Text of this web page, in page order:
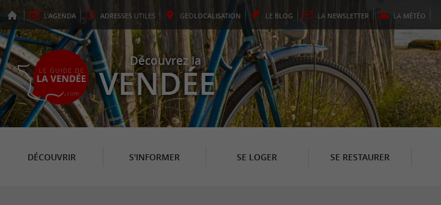
L'AGENDA ADRESSES UTILES GEOLOCALISATION LE BLOG LA NEWSLETTER LA MÉTÉO
Découvrez la
VENDÉE
DÉCOUVRIR S'INFORMER SE LOGER SE RESTAURER